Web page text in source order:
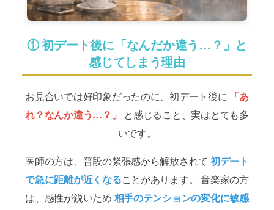
2022-05（1）
① 初デート後に「なんだか違う…？」と
感じてしまう理由
お見合いでは好印象だったのに、初デート後に
「あ
れ？なんか違う…？」
と感じること、実はとても多
いです。
医師の方は、普段の緊張感から解放されて 初デート
で急に距離が近くなることがあります。 音楽家の方
は、感性が鋭いため 相手のテンションの変化に敏感